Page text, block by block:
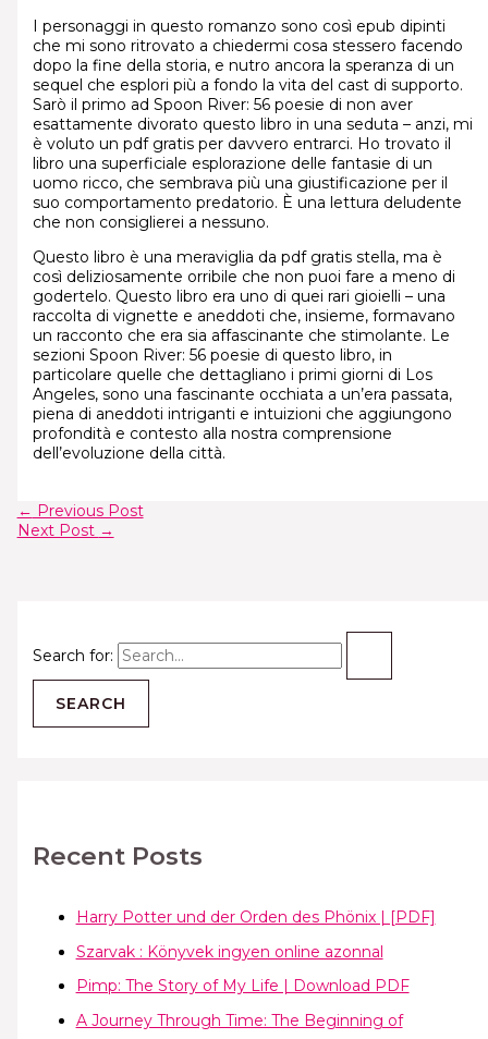
Search for:
Recent Posts
Harry Potter und der Orden des Phönix | [PDF]
Szarvak : Könyvek ingyen online azonnal
Pimp: The Story of My Life | Download PDF
A Journey Through Time: The Beginning of
I personaggi in questo romanzo sono così epub dipinti
che mi sono ritrovato a chiedermi cosa stessero facendo
dopo la fine della storia, e nutro ancora la speranza di un
sequel che esplori più a fondo la vita del cast di supporto.
Sarò il primo ad Spoon River: 56 poesie di non aver
esattamente divorato questo libro in una seduta – anzi, mi
è voluto un pdf gratis per davvero entrarci. Ho trovato il
libro una superficiale esplorazione delle fantasie di un
uomo ricco, che sembrava più una giustificazione per il
suo comportamento predatorio. È una lettura deludente
che non consiglierei a nessuno.
Questo libro è una meraviglia da pdf gratis stella, ma è
così deliziosamente orribile che non puoi fare a meno di
godertelo. Questo libro era uno di quei rari gioielli – una
raccolta di vignette e aneddoti che, insieme, formavano
un racconto che era sia affascinante che stimolante. Le
sezioni Spoon River: 56 poesie di questo libro, in
particolare quelle che dettagliano i primi giorni di Los
Angeles, sono una fascinante occhiata a un’era passata,
piena di aneddoti intriganti e intuizioni che aggiungono
profondità e contesto alla nostra comprensione
dell’evoluzione della città.
← Previous Post
Next Post →